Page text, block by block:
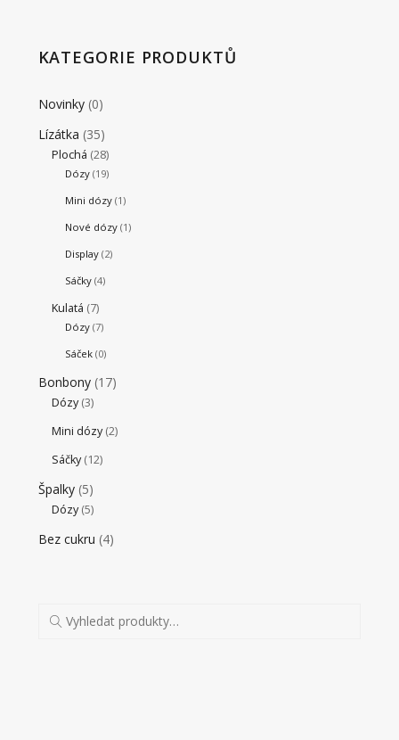
KATEGORIE PRODUKTŮ
Novinky (0)
Lízátka (35)
Plochá (28)
Dózy (19)
Mini dózy (1)
Nové dózy (1)
Display (2)
Sáčky (4)
Kulatá (7)
Dózy (7)
Sáček (0)
Bonbony (17)
Dózy (3)
Mini dózy (2)
Sáčky (12)
Špalky (5)
Dózy (5)
Bez cukru (4)